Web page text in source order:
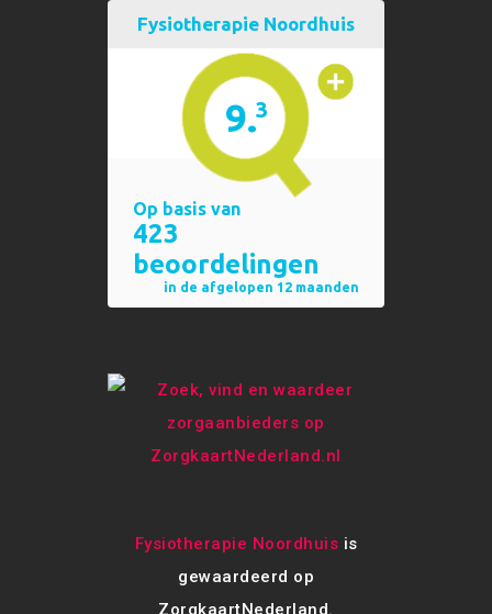
Fysiotherapie Noordhuis is
gewaardeerd op
ZorgkaartNederland.